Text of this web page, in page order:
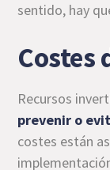
sentido, hay
Costes
Recursos
prevenir o
costes están